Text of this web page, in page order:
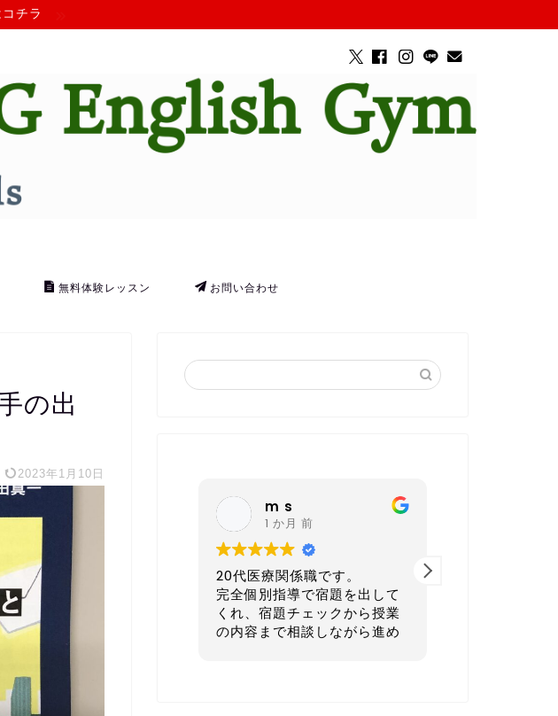
チラ
無料体験レッスン お問い合わせ
の出
2023年1月10日
1 か月 前
20代医療関係職です。
完全個別指導で宿題を出して
くれ、宿題チェックから授業
の内容まで相談しながら進め
40代 会社経営者です。
本気で英語を学びたい方に
てもおすすめの英会話スク
ルです。